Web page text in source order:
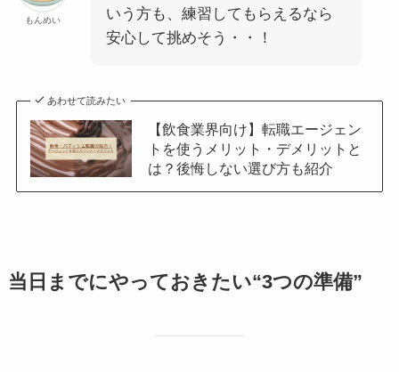
もんめい
いう方も、練習してもらえるなら
安心して挑めそう・・！
あわせて読みたい
【飲食業界向け】転職エージェン
トを使うメリット・デメリットと
は？後悔しない選び方も紹介
当日までにやっておきたい“3つの準備”